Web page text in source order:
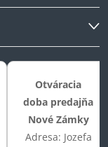
Otváracia
doba predajňa
Nové Zámky
Adresa: Jozefa